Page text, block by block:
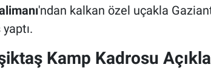
'ndan kalkan özel uçakla
Kamp Kadrosu